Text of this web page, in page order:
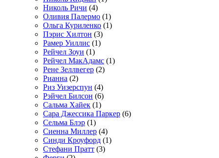
Николь Ричи (4)
Оливия Палермо (1)
Ольга Куриленко (1)
Пэрис Хилтон (3)
Рамер Уиллис (1)
Рейчел Зоуи (1)
Рейчел МакАдамс (1)
Рене Зеллвегер (2)
Рианна (2)
Риз Уизерспун (4)
Рэйчел Билсон (6)
Сальма Хайек (1)
Сара Джессика Паркер (6)
Сельма Блэр (1)
Сиенна Миллер (4)
Синди Кроуфорд (1)
Стефани Пратт (3)